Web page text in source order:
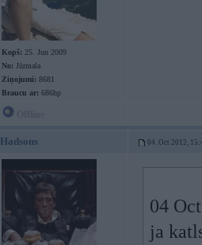
Kopš: 25. Jun 2009
No: Jūrmala
Ziņojumi: 8681
Braucu ar: 686hp
Hadsons 04. Oct 2012,
04
ja